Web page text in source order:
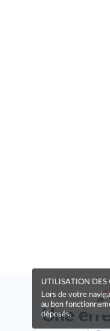
Une
UTILISATION DES
Lors de votre
au bon
déposés.